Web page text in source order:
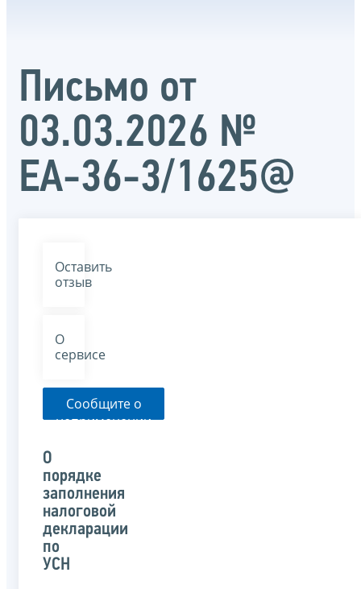
Письмо от
03.03.2026 №
ЕА-36-3/1625@
Оставить
отзыв
О
сервисе
Сообщите о
неприменении
указанного
письма
О
порядке
заполнения
налоговой
декларации
по
УСН